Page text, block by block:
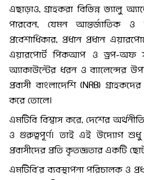
এছাড়াও, গ্রাহকরা বিভিন্ন ভ্যালু
পারবেন, যেমন আন্তর্জাতিক ও
প্রবেশাধিকার, প্রধান প্রধান
এয়ারপোর্ট পিকআপ ও ড্রপ-অফ
অ্যাকাউন্টের ধরন ও ব্যালেন্সের
প্রবাসী বাংলাদেশি (NRB)
করে তোলে।
এমটিবি বিশ্বাস করে, দেশের
ও গুরুত্বপূর্ণ। তাই এই উদ্যোগ শুধু
প্রবাসীদের প্রতি কৃতজ্ঞতার একটি
এমটিবি’র ব্যবস্থাপনা পরিচালক ও